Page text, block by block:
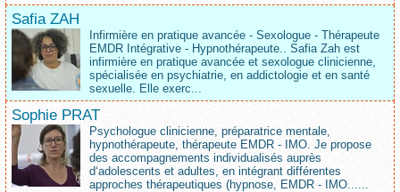
Safia ZAH
Infirmière en pratique avancée - Sexologue - Thérapeute
EMDR Intégrative - Hypnothérapeute.. Safia Zah est
infirmière en pratique avancée et sexologue clinicienne,
spécialisée en psychiatrie, en addictologie et en santé
sexuelle. Elle exerc...
Sophie PRAT
Psychologue clinicienne, préparatrice mentale,
hypnothérapeute, thérapeute EMDR - IMO. Je propose
des accompagnements individualisés auprès
d‘adolescents et adultes, en intégrant différentes
approches thérapeutiques (hypnose, EMDR - IMO......